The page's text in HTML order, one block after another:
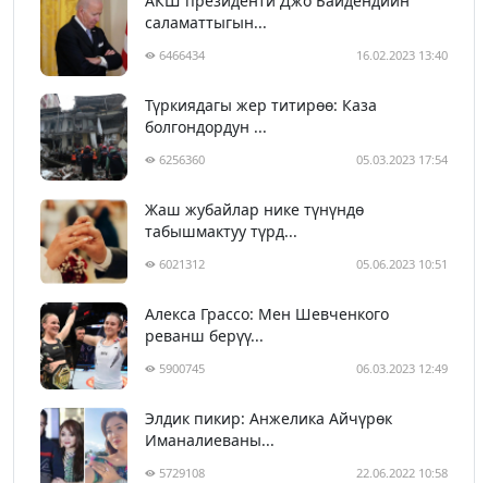
саламаттыгын...
6466434 16.02.2023 13:40
Түркиядагы жер титирөө: Каза
болгондордун ...
6256360 05.03.2023 17:54
Жаш жубайлар нике түнүндө
табышмактуу түрд...
6021312 05.06.2023 10:51
Алекса Грассо: Мен Шевченкого
реванш берүү...
5900745 06.03.2023 12:49
Элдик пикир: Анжелика Айчүрөк
Иманалиеваны...
5729108 22.06.2022 10:58